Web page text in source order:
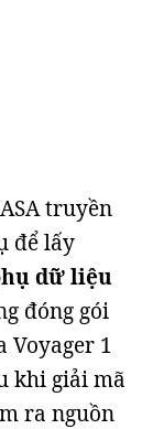
truyền
để lấy
dữ liệu
đóng gói
Voyager 1
khi giải mã
ra nguồn